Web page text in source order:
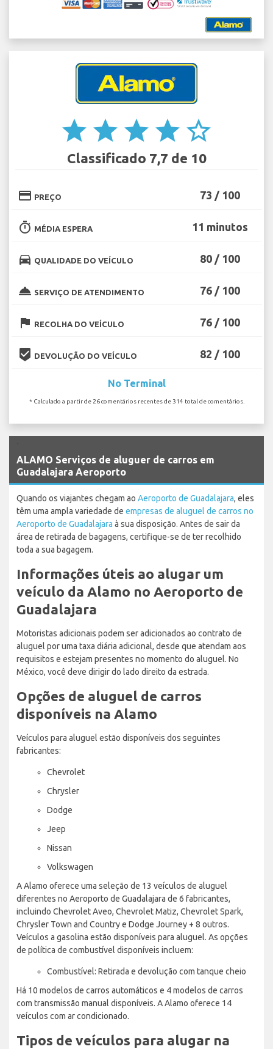
star star star star star_border
Classificado 7,7 de 10
credit_card PREÇO 73 / 100
timer MÉDIA ESPERA 11 minutos
directions_car QUALIDADE DO VEÍCULO 80 / 100
room_service SERVIÇO DE ATENDIMENTO 76 / 100
flag RECOLHA DO VEÍCULO 76 / 100
beenhere DEVOLUÇÃO DO VEÍCULO 82 / 100
No Terminal
* Calculado a partir de 26 comentários recentes de 314 total de comentários.
ALAMO Serviços de aluguer de carros em
Guadalajara Aeroporto
Quando os viajantes chegam ao Aeroporto de Guadalajara, eles
têm uma ampla variedade de empresas de aluguel de carros no
Aeroporto de Guadalajara à sua disposição. Antes de sair da
área de retirada de bagagens, certifique-se de ter recolhido
toda a sua bagagem.
Informações úteis ao alugar um
veículo da Alamo no Aeroporto de
Guadalajara
Motoristas adicionais podem ser adicionados ao contrato de
aluguel por uma taxa diária adicional, desde que atendam aos
requisitos e estejam presentes no momento do aluguel. No
México, você deve dirigir do lado direito da estrada.
Opções de aluguel de carros
disponíveis na Alamo
Veículos para aluguel estão disponíveis dos seguintes
fabricantes:
Chevrolet
Chrysler
Dodge
Jeep
Nissan
Volkswagen
A Alamo oferece uma seleção de 13 veículos de aluguel
diferentes no Aeroporto de Guadalajara de 6 fabricantes,
incluindo Chevrolet Aveo, Chevrolet Matiz, Chevrolet Spark,
Chrysler Town and Country e Dodge Journey + 8 outros.
Veículos a gasolina estão disponíveis para aluguel. As opções
de política de combustível disponíveis incluem:
Combustível: Retirada e devolução com tanque cheio
Há 10 modelos de carros automáticos e 4 modelos de carros
com transmissão manual disponíveis. A Alamo oferece 14
veículos com ar condicionado.
Tipos de veículos para alugar na